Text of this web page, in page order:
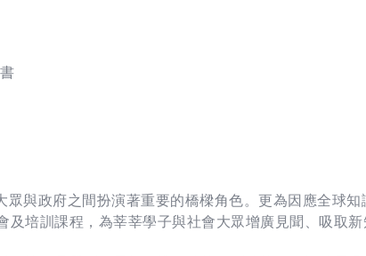
與政府之間扮演著重要的橋樑角色。更為因應全球
培訓課程，為莘莘學子與社會大眾增廣見聞、吸取